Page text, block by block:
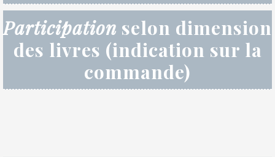
Participation selon dimension
des livres (indication sur la
commande)